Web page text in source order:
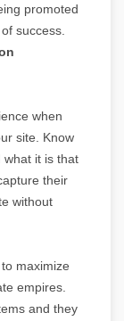
promoted
success.
when
site. Know
what it is that
their
without
maximize
empires.
and they